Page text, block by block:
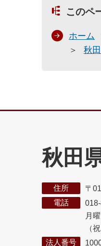
このペ
ホーム
秋
秋田
住所
〒
電話
月
（
法人番号